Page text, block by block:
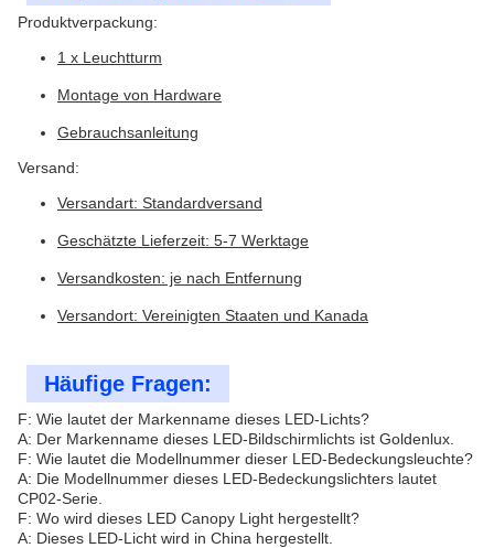
Produktverpackung:
1 x Leuchtturm
Montage von Hardware
Gebrauchsanleitung
Versand:
Versandart: Standardversand
Geschätzte Lieferzeit: 5-7 Werktage
Versandkosten: je nach Entfernung
Versandort: Vereinigten Staaten und Kanada
Häufige Fragen:
F: Wie lautet der Markenname dieses LED-Lichts?
A: Der Markenname dieses LED-Bildschirmlichts ist Goldenlux.
F: Wie lautet die Modellnummer dieser LED-Bedeckungsleuchte?
A: Die Modellnummer dieses LED-Bedeckungslichters lautet
CP02-Serie.
F: Wo wird dieses LED Canopy Light hergestellt?
A: Dieses LED-Licht wird in China hergestellt.